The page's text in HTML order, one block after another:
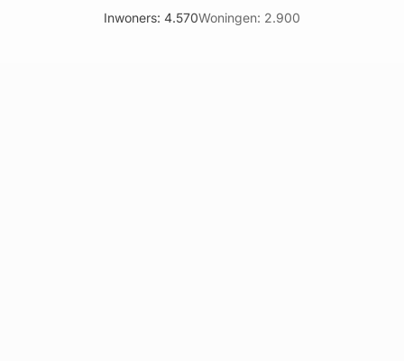
Inwoners: 4.570Woningen: 2.900